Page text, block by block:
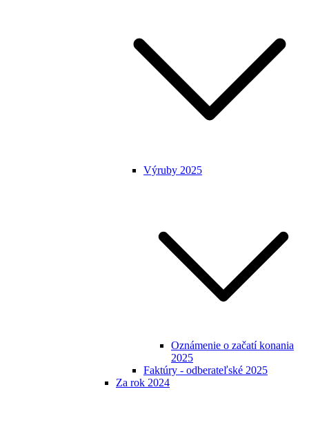
Výruby 2025
Oznámenie o začatí konania
2025
Faktúry - odberateľské 2025
Za rok 2024